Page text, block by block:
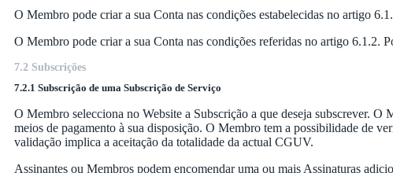
O Membro pode criar a sua Conta nas condições estabelecidas no artigo
O Membro pode criar a sua Conta nas condições referidas no artigo 6.1.2.
7.2 Subscrições
7.2.1 Subscrição de uma Subscrição de Serviço
O Membro selecciona no Website a Subscrição a que deseja subscrever.
meios de pagamento à sua disposição. O Membro tem a possibilidade de
validação implica a aceitação da totalidade da actual CGUV.
Assinantes ou Membros podem encomendar uma ou mais Assinaturas